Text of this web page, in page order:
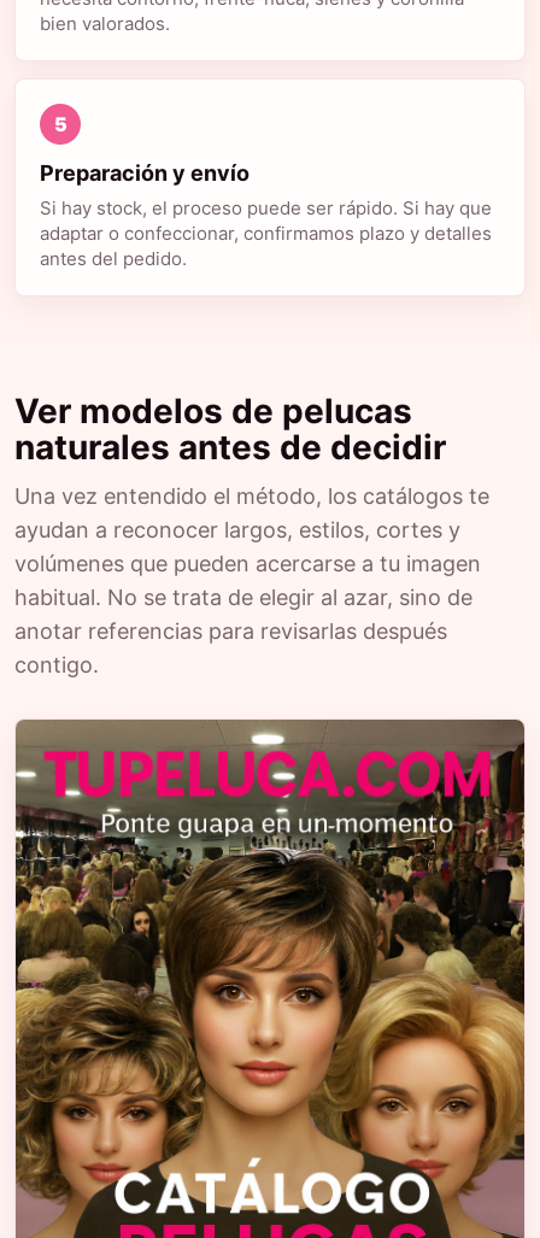
bien valorados.
5
Preparación y envío
Si hay stock, el proceso puede ser rápido. Si hay que
adaptar o confeccionar, confirmamos plazo y detalles
antes del pedido.
Ver modelos de pelucas
naturales antes de decidir
Una vez entendido el método, los catálogos te
ayudan a reconocer largos, estilos, cortes y
volúmenes que pueden acercarse a tu imagen
habitual. No se trata de elegir al azar, sino de
anotar referencias para revisarlas después
contigo.